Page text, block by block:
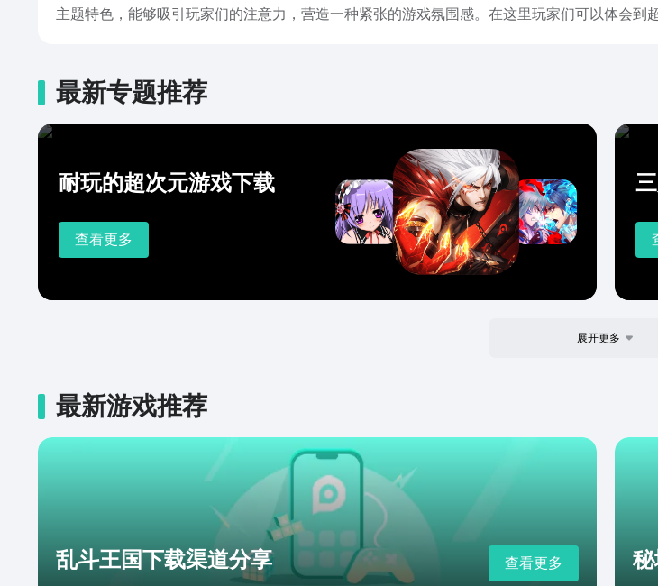
主题特色，能够吸引玩家们的注意力，营造一种紧张的游戏氛围感。在这里玩家们可以体会
的链接预约下载吧，可以抢先体验一下曙光防线的精彩内容。在文章的最后，小编预祝大家游
最新专题推荐
耐玩的超次元游戏下载
查看更多
展开更多
最新游戏推荐
乱斗王国下载渠道分享 查看更多